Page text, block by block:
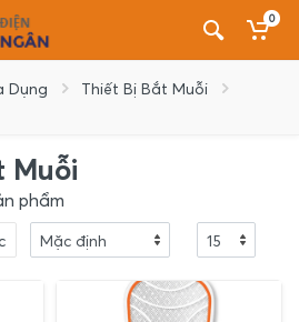
0
Dụng
Thiết Bị Bắt Muỗi
Muỗi
phẩm